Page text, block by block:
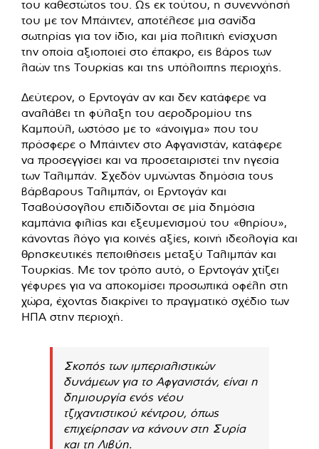
του καθεστώτος του. Ως εκ τούτου, η συνεννόησή
του με τον Μπάιντεν, αποτέλεσε μια σανίδα
σωτηρίας για τον ίδιο, και μία πολιτική ενίσχυση
την οποία αξιοποιεί στο έπακρο, εις βάρος των
λαών της Τουρκίας και της υπόλοιπης περιοχής.
Δεύτερον, ο Ερντογάν αν και δεν κατάφερε να
αναλάβει τη φύλαξη του αεροδρομίου της
Καμπούλ, ωστόσο με το «άνοιγμα» που του
πρόσφερε ο Μπάιντεν στο Αφγανιστάν, κατάφερε
να προσεγγίσει και να προσεταιριστεί την ηγεσία
των Ταλιμπάν. Σχεδόν υμνώντας δημόσια τους
βάρβαρους Ταλιμπάν, οι Ερντογάν και
Τσαβούσογλου επιδίδονται σε μία δημόσια
καμπάνια φιλίας και εξευμενισμού του «θηρίου»,
κάνοντας λόγο για κοινές αξίες, κοινή ιδεολογία και
θρησκευτικές πεποιθήσεις μεταξύ Ταλιμπάν και
Τουρκίας. Με τον τρόπο αυτό, ο Ερντογάν χτίζει
γέφυρες για να αποκομίσει προσωπικά οφέλη στη
χώρα, έχοντας διακρίνει το πραγματικό σχέδιο των
ΗΠΑ στην περιοχή.
Σκοπός των ιμπεριαλιστικών
δυνάμεων για το Αφγανιστάν, είναι η
δημιουργία ενός νέου
τζιχαντιστικού κέντρου, όπως
επιχείρησαν να κάνουν στη Συρία
και τη Λιβύη.